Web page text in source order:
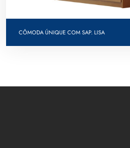
CÔMODA ÚNIQUE COM SAP. LISA